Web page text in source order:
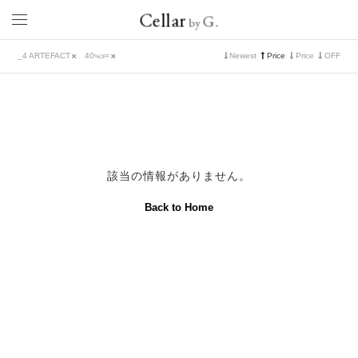
Cellar by G.
Newest Price Price OFF
_4 ARTEFACT 40%OFF
該当の情報がありません。
Back to Home